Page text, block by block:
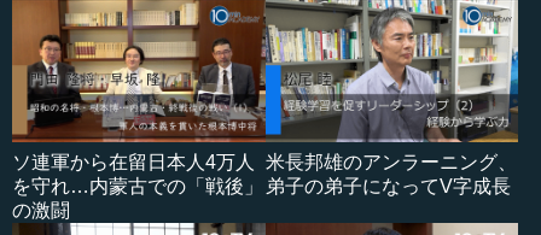
ソ連軍から在留日本人4万人
を守れ…内蒙古での「戦後」
の激闘
米長邦雄のアンラーニング、
弟子の弟子になってV字成長